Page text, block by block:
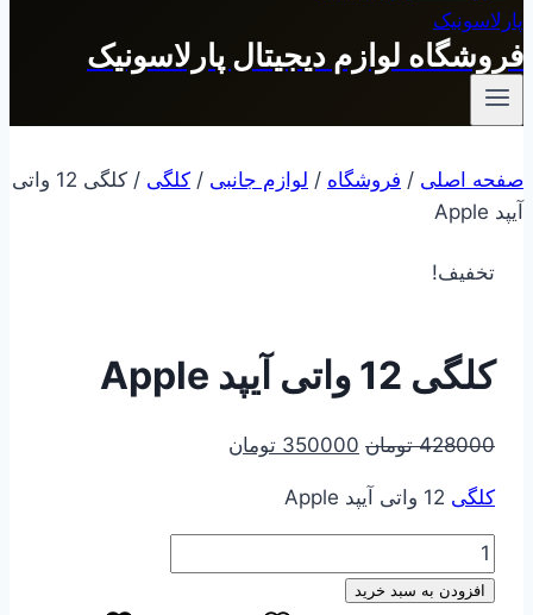
فروشگاه لوازم دیجیتال پارلاسونیک
صفحه اصلی / فروشگاه / لوازم جانبی / کلگی /
کلگی 12 واتی
آیپد Apple
تخفیف!
کلگی 12 واتی آیپد Apple
428000 تومان قیمت
بود.
350000 تومان
است.
کلگی
کلگی
12افزودن به سبد خرید